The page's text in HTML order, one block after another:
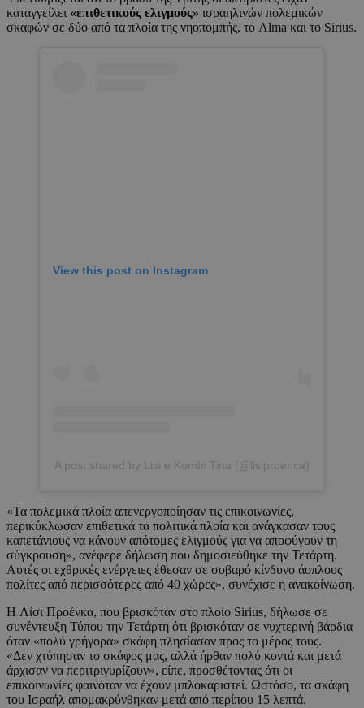
καταγγείλει «επιθετικούς ελιγμούς» ισραηλινών πολεμικών
σκαφών σε δύο από τα πλοία της νηοπομπής, το Alma και το Sirius.
View this post on Instagram
A post shared by Lisi e Kombi Tina (@lisiproenca)
«Τα πολεμικά πλοία απενεργοποίησαν τις επικοινωνίες,
περικύκλωσαν επιθετικά τα πολιτικά πλοία και ανάγκασαν τους
καπετάνιους να κάνουν απότομες ελιγμούς για να αποφύγουν τη
σύγκρουση», ανέφερε δήλωση που δημοσιεύθηκε την Τετάρτη.
Αυτές οι εχθρικές ενέργειες έθεσαν σε σοβαρό κίνδυνο άοπλους
πολίτες από περισσότερες από 40 χώρες», συνέχισε η ανακοίνωση.
Η Λίσι Προένκα, που βρισκόταν στο πλοίο Sirius, δήλωσε σε
συνέντευξη Τύπου την Τετάρτη ότι βρισκόταν σε νυχτερινή βάρδια
όταν «πολύ γρήγορα» σκάφη πλησίασαν προς το μέρος τους.
«Δεν χτύπησαν το σκάφος μας, αλλά ήρθαν πολύ κοντά και μετά
άρχισαν να περιτριγυρίζουν», είπε, προσθέτοντας ότι οι
επικοινωνίες φαινόταν να έχουν μπλοκαριστεί. Ωστόσο, τα σκάφη
του Ισραήλ απομακρύνθηκαν μετά από περίπου 15 λεπτά.